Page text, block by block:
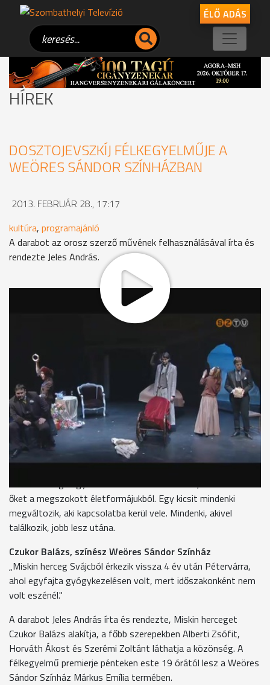
ÉLŐ ADÁS
HÍREK
DOSZTOJEVSZKÍJ FÉLKEGYELMŰJE A
WEÖRES SÁNDOR SZÍNHÁZBAN
2013. FEBRUÁR 28., 17:17
kultúra, programajánló
A darabot az orosz szerző művének felhasználásával írta és
rendezte Jeles András.
Dosztojevszkij Miskin alakjában a tökéletes szépségű embert
talált, Krisztus tulajdonságaival ruházta fel. A világ azonban
félkegyelműnek, idiótának tartja, mert tisztaságával,
naivitásával és betegségével sokszor komikusan hat. Kiss
Marit Varvara Petrovna szerepében láthatja a közönség.
Kiss Mari színész, Weöres Sándor Színház
„Miskin herceg nekem a Krisztusi jóságot testesíti meg
valahol, és a mai világunkban az abszolút jó emberről azt
tartják, hogy bolond, hogy nem normális."
őket a megszokott életformájukból. Egy kicsit mindenki
megváltozik, aki kapcsolatba kerül vele. Mindenki, akivel
találkozik, jobb lesz utána.
Czukor Balázs, színész Weöres Sándor Színház
„Miskin herceg Svájcból érkezik vissza 4 év után Pétervárra,
ahol egyfajta gyógykezelésen volt, mert időszakonként nem
volt eszénél."
A darabot Jeles András írta és rendezte, Miskin herceget
Czukor Balázs alakítja, a főbb szerepekben Alberti Zsófit,
Horváth Ákost és Szerémi Zoltánt láthatja a közönség. A
félkegyelmű premierje pénteken este 19 órától lesz a Weöres
Sándor Színház Márkus Emília termében.